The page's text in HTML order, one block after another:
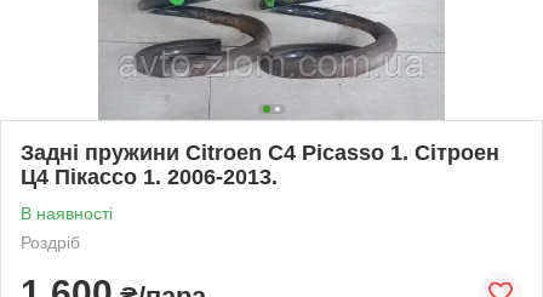
Задні пружини Citroen C4 Picasso 1. Сітроен
Ц4 Пікассо 1. 2006-2013.
В наявності
Роздріб